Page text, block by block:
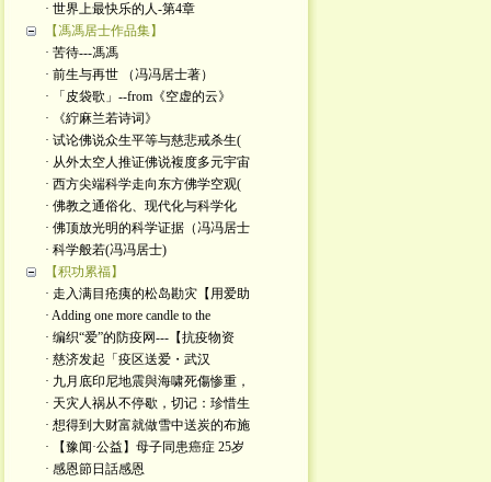
· 世界上最快乐的人-第4章
【馮馮居士作品集】
· 苦待---馮馮
· 前生与再世 （冯冯居士著）
· 「皮袋歌」--from《空虚的云》
· 《紵麻兰若诗词》
· 试论佛说众生平等与慈悲戒杀生(
· 从外太空人推证佛说複度多元宇宙
· 西方尖端科学走向东方佛学空观(
· 佛教之通俗化、现代化与科学化
· 佛顶放光明的科学证据（冯冯居士
· 科学般若(冯冯居士)
【积功累福】
· 走入满目疮痍的松岛勘灾【用爱助
· Adding one more candle to the
· 编织“爱”的防疫网---【抗疫物资
· 慈济发起「疫区送爱・武汉
· 九月底印尼地震與海啸死傷惨重，
· 天灾人祸从不停歇，切记：珍惜生
· 想得到大财富就做雪中送炭的布施
· 【豫闻·公益】母子同患癌症 25岁
· 感恩節日話感恩